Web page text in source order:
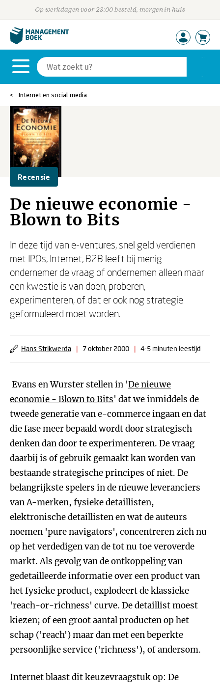
Op werkdagen voor 23:00 besteld, morgen in huis
Internet en social media
Recensie
De nieuwe economie -
Blown to Bits
In deze tijd van e-ventures, snel geld verdienen
met IPOs, Internet, B2B leeft bij menig
ondernemer de vraag of ondernemen alleen maar
een kwestie is van doen, proberen,
experimenteren, of dat er ook nog strategie
geformuleerd moet worden.
Hans Strikwerda | 7 oktober 2000 | 4-5 minuten leestijd
Evans en Wurster stellen in 'De nieuwe
economie - Blown to Bits' dat we inmiddels de
tweede generatie van e-commerce ingaan en dat
die fase meer bepaald wordt door strategisch
denken dan door te experimenteren. De vraag
daarbij is of gebruik gemaakt kan worden van
bestaande strategische principes of niet. De
belangrijkste spelers in de nieuwe leveranciers
van A-merken, fysieke detaillisten,
elektronische detaillisten en wat de auteurs
noemen 'pure navigators', concentreren zich nu
op het verdedigen van de tot nu toe veroverde
markt. Als gevolg van de ontkoppeling van
gedetailleerde informatie over een product van
het fysieke product, explodeert de klassieke
'reach-or-richness' curve. De detaillist moest
kiezen; of een groot aantal producten op het
schap ('reach') maar dan met een beperkte
persoonlijke service ('richness'), of andersom.
Internet blaast dit keuzevraagstuk op: De